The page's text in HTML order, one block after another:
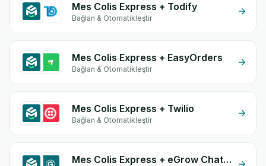
Mes Colis Express + Todify
Bağlan & Otomatikleştir
Mes Colis Express + EasyOrders
Bağlan & Otomatikleştir
Mes Colis Express + Twilio
Bağlan & Otomatikleştir
Mes Colis Express + eGrow Chat Widget